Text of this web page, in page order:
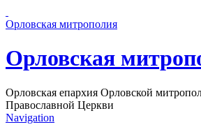
Орловская митрополия
Орловская
Орловская епархия Орловской
Православной Церкви
Navigation